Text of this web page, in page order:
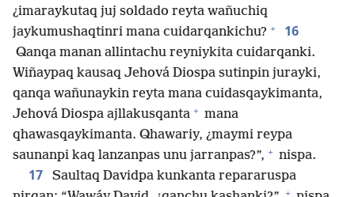
¿imaraykutaq juj soldado reyta wañuchiq
jaykumushaqtinri mana cuidarqankichu? + 16
Qanqa manan allintachu reyniykita cuidarqanki.
Wiñaypaq kausaq Jehová Diospa sutinpin jurayki,
qanqa wañunaykin reyta mana cuidasqaykimanta,
Jehová Diospa ajllakusqanta + mana
qhawasqaykimanta. Qhawariy, ¿maymi reypa
saunanpi kaq lanzanpas unu jarranpas?”, + nispa.
17
Saultaq Davidpa kunkanta repararuspa
+